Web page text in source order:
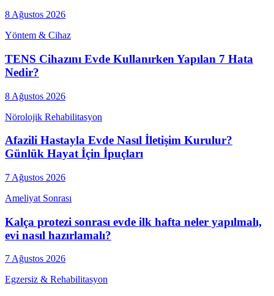
8 Ağustos 2026
Yöntem & Cihaz
TENS Cihazını Evde Kullanırken Yapılan 7 Hata
Nedir?
8 Ağustos 2026
Nörolojik Rehabilitasyon
Afazili Hastayla Evde Nasıl İletişim Kurulur?
Günlük Hayat İçin İpuçları
7 Ağustos 2026
Ameliyat Sonrası
Kalça protezi sonrası evde ilk hafta neler yapılmalı,
evi nasıl hazırlamalı?
7 Ağustos 2026
Egzersiz & Rehabilitasyon